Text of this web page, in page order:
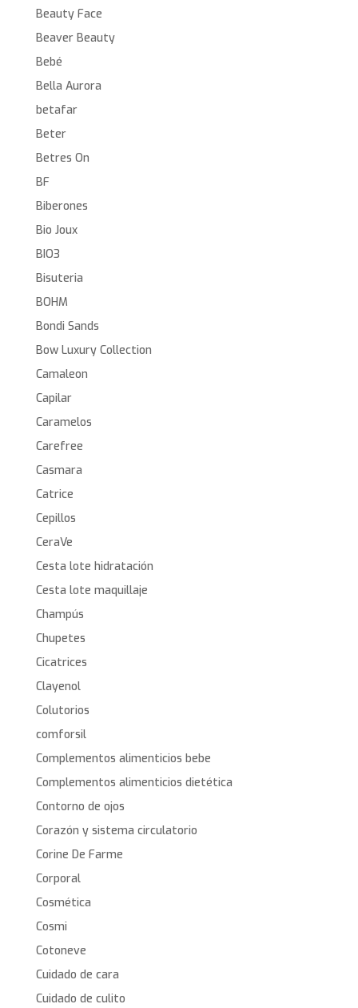
Beauty Face
Beaver Beauty
Bebé
Bella Aurora
betafar
Beter
Betres On
BF
Biberones
Bio Joux
BIO3
Bisuteria
BOHM
Bondi Sands
Bow Luxury Collection
Camaleon
Capilar
Caramelos
Carefree
Casmara
Catrice
Cepillos
CeraVe
Cesta lote hidratación
Cesta lote maquillaje
Champús
Chupetes
Cicatrices
Clayenol
Colutorios
comforsil
Complementos alimenticios bebe
Complementos alimenticios dietética
Contorno de ojos
Corazón y sistema circulatorio
Corine De Farme
Corporal
Cosmética
Cosmi
Cotoneve
Cuidado de cara
Cuidado de culito